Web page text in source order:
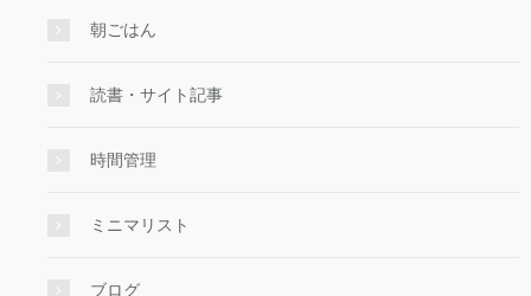
朝ごはん
読書・サイト記事
時間管理
ミニマリスト
ブログ